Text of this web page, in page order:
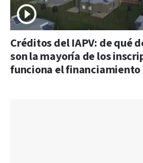
Créditos del IAPV: de qué
son la mayoría de los
funciona el financiamiento